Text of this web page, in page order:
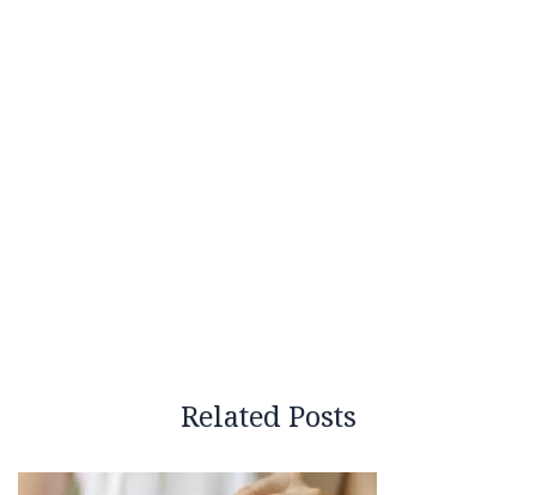
Related Posts